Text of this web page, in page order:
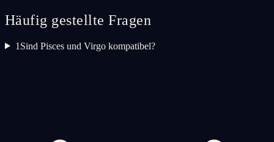
Häufig gestellte Fragen
1 Sind Pisces und Virgo kompatibel?